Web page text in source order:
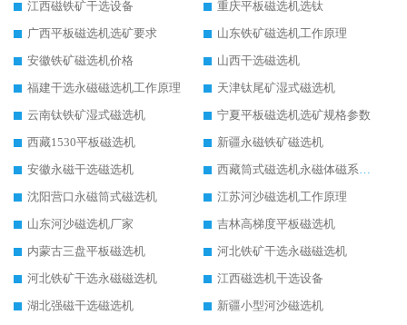
江西磁铁矿干选设备
重庆平板磁选机选钛
广西平板磁选机选矿要求
山东铁矿磁选机工作原理
安徽铁矿磁选机价格
山西干选磁选机
福建干选永磁磁选机工作原理
天津钛尾矿湿式磁选机
云南钛铁矿湿式磁选机
宁夏平板磁选机选矿规格参数
西藏1530平板磁选机
新疆永磁铁矿磁选机
安徽永磁干选磁选机
西藏筒式磁选机永磁体磁系设计
沈阳营口永磁筒式磁选机
江苏河沙磁选机工作原理
山东河沙磁选机厂家
吉林高梯度平板磁选机
内蒙古三盘平板磁选机
河北铁矿干选永磁磁选机
河北铁矿干选永磁磁选机
江西磁选机干选设备
湖北强磁干选磁选机
新疆小型河沙磁选机